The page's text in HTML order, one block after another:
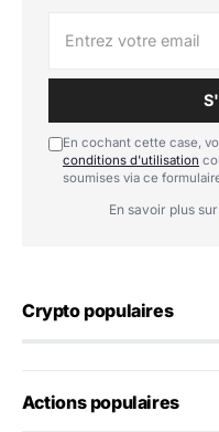
En cochant cette case,
conditions d'utilisation
soumises via ce
En savoir plus
Crypto populaires
Actions populaires